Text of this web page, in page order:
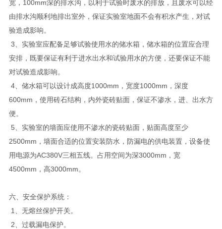
宽，100mm深的排水沟，以利于试验时废水的排放，且废水可以经
由排水沟顺利地排出室外，保证实验室地面不会有积水产生，对试
验造成影响。
3、实验室应配备足够试验使用水的储水箱，储水箱的位置应合理
安排，既要保证有利于进水出水和试验用水的方便，还要保证不能
对试验造成影响。
4、储水箱可以设计成高度1000mm，宽度1000mm，深度
600mm，使用砖石结构，内外瓷砖贴面，保证不渗水，进、出水方
便。
5、实验室的墙面应使用不渗水的瓷砖贴面，贴面高度至少
2500mm，墙面合适的位置安装防水，防漏电的供电装置，设备使
用电源为AC380V三相五线。占用空间为深3000mm，宽
4500mm，高3000mm。
六、安全保护系统：
1、无熔丝保护开关。
2、过载漏电保护。